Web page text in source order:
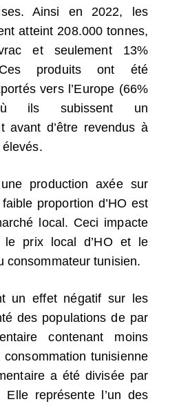
Ainsi en 2022, les
atteint 208.000 tonnes,
et seulement 13%
Ces produits ont été
vers l’Europe (66%
ils subissent un
avant d’être revendus à
production axée sur
proportion d’HO est
local. Ceci impacte
prix local d’HO et le
consommateur tunisien.
un effet négatif sur les
des populations de par
contenant moins
consommation tunisienne
a été divisée par
représente l’un des